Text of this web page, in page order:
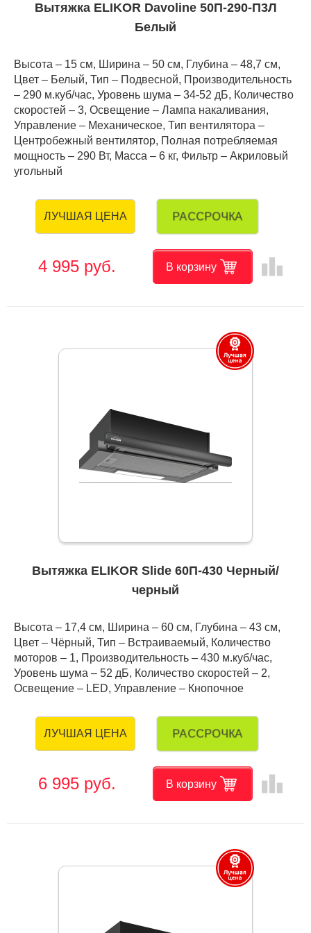
Вытяжка ELIKOR Davoline 50П-290-П3Л
Белый
Высота – 15 см, Ширина – 50 см, Глубина – 48,7 см,
Цвет – Белый, Тип – Подвесной, Производительность
– 290 м.куб/час, Уровень шума – 34-52 дБ, Количество
скоростей – 3, Освещение – Лампа накаливания,
Управление – Механическое, Тип вентилятора –
Центробежный вентилятор, Полная потребляемая
мощность – 290 Вт, Масса – 6 кг, Фильтр – Акриловый
угольный
ЛУЧШАЯ ЦЕНА РАССРОЧКА
4 995 руб. В корзину leaderboard
Вытяжка ELIKOR Slide 60П-430 Черный/
черный
Высота – 17,4 см, Ширина – 60 см, Глубина – 43 см,
Цвет – Чёрный, Тип – Встраиваемый, Количество
моторов – 1, Производительность – 430 м.куб/час,
Уровень шума – 52 дБ, Количество скоростей – 2,
Освещение – LED, Управление – Кнопочное
ЛУЧШАЯ ЦЕНА РАССРОЧКА
6 995 руб. В корзину leaderboard